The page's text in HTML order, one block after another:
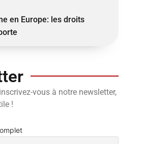
en Europe: les droits
vous à notre newsletter,
!